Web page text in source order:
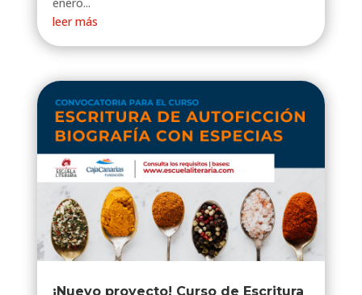
leer más
¡Nuevo proyecto! Curso de Escritura